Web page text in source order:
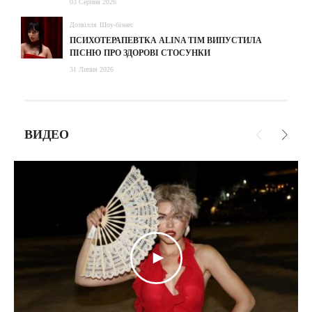
03 Серпня 2026
Дозвілля Шоу-бізнес
ПСИХОТЕРАПЕВТКА ALINA TIM ВИПУСТИЛА
ПІСНЮ ПРО ЗДОРОВІ СТОСУНКИ
31 Липня 2026
ВИДЕО